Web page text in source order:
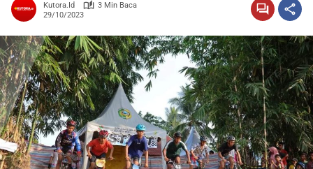
Kutora.id
3 Min Baca
29/10/2023